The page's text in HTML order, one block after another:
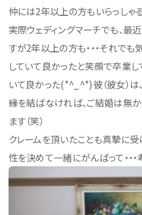
仲には2年以上の方もいらっしゃ
実際ウェディングマーチでも、
すが2年以上の方も・・・それで
していて良かったと笑顔で卒業し
いて良かった(*^_^*)彼（彼女）は
縁を結ばなければ、ご結婚は無か
ます（笑）
クレームを頂いたことも真摯に
性を決めて一緒にがんばって・・・